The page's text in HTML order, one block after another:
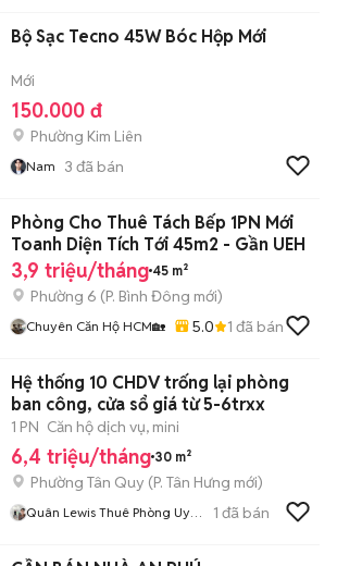
Bộ Sạc Tecno 45W Bóc Hộp Mới
Mới
150.000 đ
Phường Kim Liên
Nam 3 đã bán
Phòng Cho Thuê Tách Bếp 1PN Mới
Toanh Diện Tích Tới 45m2 - Gần UEH
3,9 triệu/tháng 45 m²
Phường 6 (P. Bình Đông mới)
Chuyên Căn Hộ HCM🏡 5.0 1 đã bán
Hệ thống 10 CHDV trống lại phòng
ban công, cửa sổ giá từ 5-6trxx
1 PN Căn hộ dịch vụ, mini
6,4 triệu/tháng 30 m²
Phường Tân Quy (P. Tân Hưng mới)
Quân Lewis Thuê Phòng Uy
1 đã bán